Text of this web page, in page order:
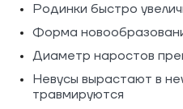
Родинки быстро
Форма
Диаметр наростов
Невусы вырастают в
травмируются